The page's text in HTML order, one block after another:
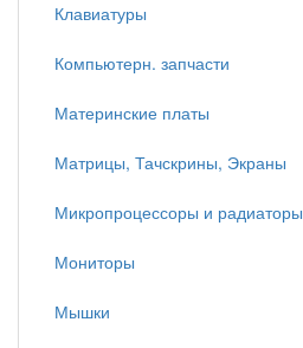
Клавиатуры
Компьютерн. запчасти
Материнские платы
Матрицы, Тачскрины, Экраны
Микропроцессоры и радиаторы
Мониторы
Мышки